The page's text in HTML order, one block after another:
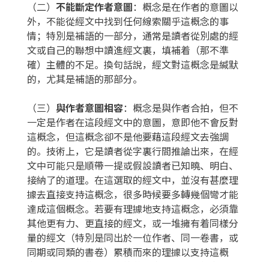
（二） 不能斷定作者意圖：概念是在作者的意圖以
外，不能從經文中找到任何線索關乎這概念的事
情；特別是補語的一部分，通常是讀者從別處的經
文或自己的聯想中讀進經文裏，填補着（那不準
確）主體的不足。換句話說，經文對這概念是緘默
的，尤其是補語的那部分。
（三） 與作者意圖相容：概念是與作者合拍，但不
一定是作者在這段經文中的意圖，意即他不會反對
這概念，但這概念卻不是他要藉這段經文去強調
的。技術上，它是讀者從字裏行間推論出來，在經
文中可能只是順帶一提或假設讀者已知曉、明白、
接納了的道理。在這選取的經文中，並沒有甚麼理
據去直接支持這概念，很多時候要多轉幾個彎才能
達成這個概念。若要有理據地支持這概念，必須靠
其他更有力、更直接的經文，或一堆擁有着同樣分
量的經文（特別是同出於一位作者、同一卷書，或
同期或同類的書卷）累積而來的理據以支持這概